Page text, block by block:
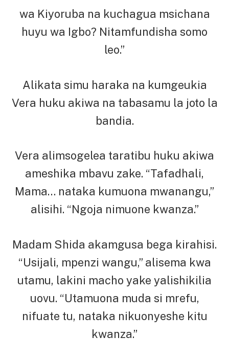
wa Kiyoruba na kuchagua msichana
huyu wa Igbo? Nitamfundisha somo
leo.”
Alikata simu haraka na kumgeukia
Vera huku akiwa na tabasamu la joto la
bandia.
Vera alimsogelea taratibu huku akiwa
ameshika mbavu zake. “Tafadhali,
Mama… nataka kumuona mwanangu,”
alisihi. “Ngoja nimuone kwanza.”
Madam Shida akamgusa bega kirahisi.
“Usijali, mpenzi wangu,” alisema kwa
utamu, lakini macho yake yalishikilia
uovu. “Utamuona muda si mrefu,
nifuate tu, nataka nikuonyeshe kitu
kwanza.”